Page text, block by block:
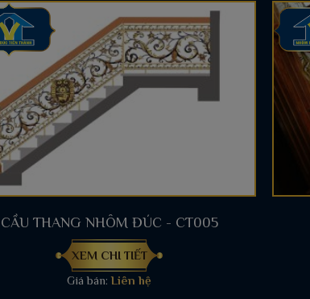
CẦU THANG NHÔM ĐÚC - CT005
XEM CHI TIẾT
Giá bán:Liên hệ